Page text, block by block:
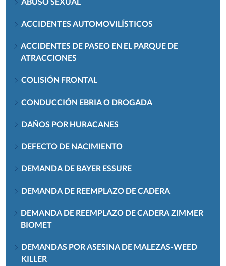
ACCIDENTES AUTOMOVILÍSTICOS
ACCIDENTES DE PASEO EN EL PARQUE DE
ATRACCIONES
COLISIÓN FRONTAL
CONDUCCIÓN EBRIA O DROGADA
DAÑOS POR HURACANES
DEFECTO DE NACIMIENTO
DEMANDA DE BAYER ESSURE
DEMANDA DE REEMPLAZO DE CADERA
DEMANDA DE REEMPLAZO DE CADERA ZIMMER
BIOMET
DEMANDAS POR ASESINA DE MALEZAS-WEED
KILLER